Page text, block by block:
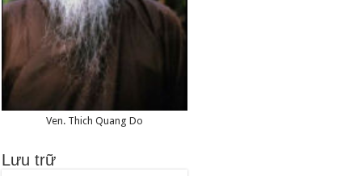
Ven. Thich Quang Do
Lưu trữ